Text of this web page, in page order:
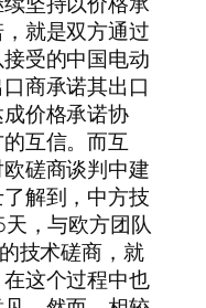
就是双方通过
受的中国电动
商承诺其出口
价格承诺协
互信。而互
磋商谈判中建
解到，中方技
，与欧方团队
技术磋商，就
这个过程中也